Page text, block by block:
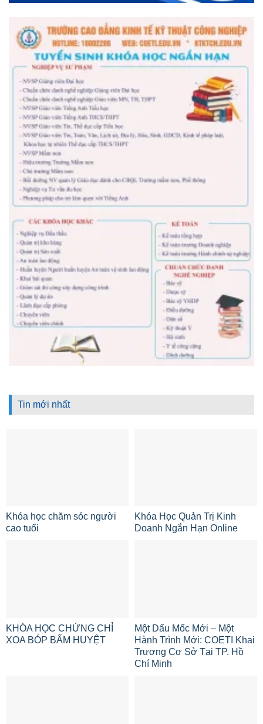
Tin mới nhất
Khóa học chăm sóc người
cao tuổi
Khóa Học Quản Trị Kinh
Doanh Ngắn Hạn Online
KHÓA HỌC CHỨNG CHỈ
XOA BÓP BẤM HUYỆT
Một Dấu Mốc Mới – Một
Hành Trình Mới: COETI Khai
Trương Cơ Sở Tại TP. Hồ
Chí Minh